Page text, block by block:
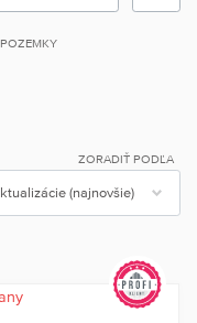
POZEMKY
ZORADIŤ PODĽA